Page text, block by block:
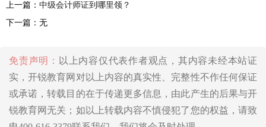
上一篇： 中级会计师证到哪里领？
下一篇：无
免责声明：
以上内容仅代表作者观点，其内容未经本站证
实，开锐教育网对以上内容的真实性、完整性不作任何保证
或承诺，转载目的在于传递更多信息，由此产生的后果与开
锐教育网无关；如以上转载内容不慎侵犯了您的权益，请致